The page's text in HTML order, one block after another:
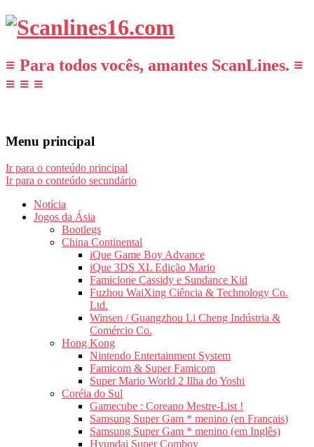
≡ Para todos vocês, amantes ScanLines. ≡
≡ ≡ ≡
Menu principal
Ir para o conteúdo principal
Ir para o conteúdo secundário
Notícia
Jogos da Ásia
Bootlegs
China Continental
iQue Game Boy Advance
iQue 3DS XL Edição Mario
Famiclone Cassidy e Sundance Kid
Fuzhou WaiXing Ciência & Technology Co.
Ltd.
Winsen / Guangzhou Li Cheng Indústria &
Comércio Co.
Hong Kong
Nintendo Entertainment System
Famicom & Super Famicom
Super Mario World 2 Ilha do Yoshi
Coréia do Sul
Gamecube : Coreano Mestre-List !
Samsung Super Gam * menino (en Français)
Samsung Super Gam * menino (em Inglês)
Hyundai Super Comboy